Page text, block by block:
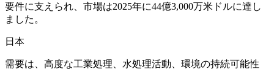
要件に支えられ、市場は2025年に44億3,000万米ドルに達し
ました。
日本
需要は、高度な工業処理、水処理活動、環境の持続可能性